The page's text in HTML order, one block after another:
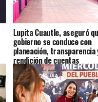
Lupita Cuautle, aseguró
gobierno se conduce con
planeación, transparencia
rendición de cuentas